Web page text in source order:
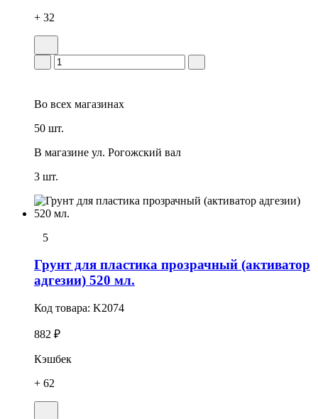
+ 32
Во всех магазинах
50 шт.
В магазине ул. Рогожский вал
3 шт.
5
Грунт для пластика прозрачный (активатор
адгезии) 520 мл.
Код товара: K2074
882 ₽
Кэшбек
+ 62